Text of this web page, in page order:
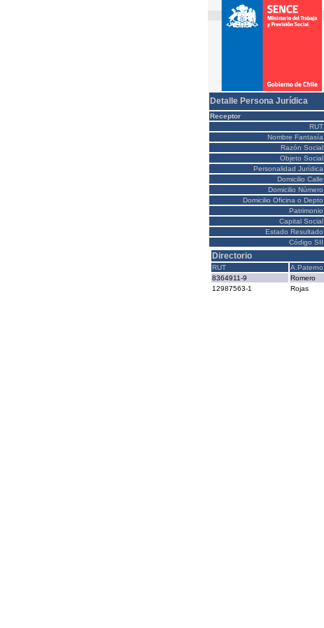
Detalle Persona Jurídica
Receptor
RUT
Nombre Fantasía
Razón Social
Objeto Social
Personalidad Jurídica
Domicilio Calle
Domicilio Número
Domicilio Oficina o Depto
Patrimonio
Capital Social
Estado Resultado
Código SII
Directorio
RUT A.Paterno
8364911-9
Romero
12987563-1
Rojas